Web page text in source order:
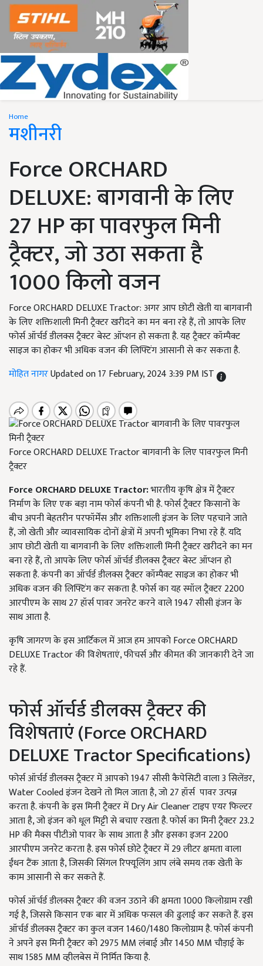
Home
मशीनरी
Force ORCHARD
DELUXE: बागवानी के लिए
27 HP का पावरफुल मिनी
ट्रैक्टर, जो उठा सकता है
1000 किलो वजन
Force ORCHARD DELUXE Tractor: अगर आप छोटी खेती या बागवानी
के लिए शक्तिशाली मिनी ट्रैक्टर खरीदने का मन बना रहे हैं, तो आपके लिए
फोर्स ऑर्चर्ड डीलक्स ट्रैक्टर बेस्ट ऑप्शन हो सकता है. यह ट्रैक्टर कॉम्पैक्ट
साइज का होकर भी अधिक वजन की लिफ्टिंग आसानी से कर सकता है.
मोहित नागरUpdated on 17 February, 2024 3:39 PM IST
Force ORCHARD DELUXE Tractor बागवानी के लिए पावरफुल मिनी
ट्रैक्टर
Force ORCHARD DELUXE Tractor:भारतीय कृषि क्षेत्र में ट्रैक्टर
निर्माण के लिए एक बड़ा नाम फोर्स कंपनी भी है. फोर्स ट्रैक्टर किसानों के
बीच अपनी बेहतरीन परफॉर्मेंस और शक्तिशाली इंजन के लिए पहचाने जाते
हैं, जो खेती और व्यावसायिक दोनों क्षेत्रों में अपनी भूमिका निभा रहे हैं. यदि
आप छोटी खेती या बागवानी के लिए शक्तिशाली मिनी ट्रैक्टर खरीदने का मन
बना रहे हैं, तो आपके लिए फोर्स ऑर्चर्ड डीलक्स ट्रैक्टर बेस्ट ऑप्शन हो
सकता है. कंपनी का ऑर्चर्ड डीलक्स ट्रैक्टर कॉम्पैक्ट साइज का होकर भी
अधिक वजन की लिफ्टिंग कर सकता है. फोर्स का यह स्मॉल ट्रैक्टर 2200
आरपीएम के साथ 27 हॉर्स पावर जनरेट करने वाले 1947 सीसी इंजन के
साथ आता है.
कृषि जागरण के इस आर्टिकल में आज हम आपको Force ORCHARD
DELUXE Tractor की विशेषताएं, फीचर्स और कीमत की जानकारी देने जा
रहे हैं.
फोर्स ऑर्चर्ड डीलक्स ट्रैक्टर की
विशेषताएं (Force ORCHARD
DELUXE Tractor Specifications)
फोर्स ऑर्चर्ड डीलक्स ट्रैक्टर में आपको 1947 सीसी कैपेसिटी वाला 3 सिलेंडर,
Water Cooled इंजन देखने तो मिल जाता है, जो 27 हॉर्स पावर उत्पन्न
करता है. कंपनी के इस मिनी ट्रैक्टर में Dry Air Cleaner टाइप एयर फिल्टर
आता है, जो इंजन को धूल मिट्टी से बचाए रखता है. फोर्स का मिनी ट्रैक्टर 23.2
HP की मैक्स पीटीओ पावर के साथ आता है और इसका इजन 2200
आरपीएम जनरेट करता है. इस फोर्स छोटे ट्रैक्टर में 29 लीटर क्षमता वाला
ईंधन टैंक आता है, जिसकी सिंगल रिफ्यूलिंग आप लंबे समय तक खेती के
काम आसानी से कर सकते हैं.
फोर्स ऑर्चर्ड डीलक्स ट्रैक्टर की वजन उठाने की क्षमता 1000 किलोग्राम रखी
गई है, जिससे किसान एक बार में अधिक फसल की ढुलाई कर सकते हैं. इस
ऑर्चर्ड डीलक्स ट्रैक्टर का कुल वजन 1460/1480 किलोग्राम है. फोर्स कंपनी
ने अपने इस मिनी ट्रैक्टर को 2975 MM लंबाई और 1450 MM चौड़ाई के
साथ 1585 MM व्हीलबेस में निर्मित किया है.